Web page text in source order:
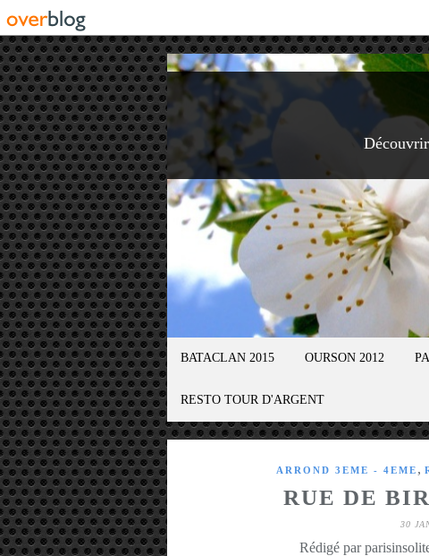
BATACLAN 2015 OURSON 2012
RESTO TOUR D'ARGENT
ARROND 3EME - 4EME ,
RUE DE
30
Rédigé par